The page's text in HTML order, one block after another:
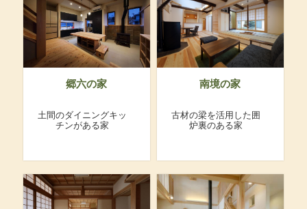
郷六の家
土間のダイニングキッ
チンがある家
南境の家
古材の梁を活用した囲
炉裏のある家